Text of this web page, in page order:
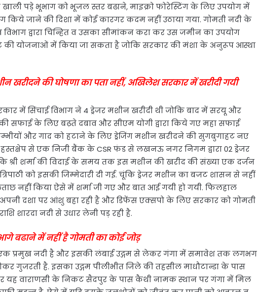
पड़े भूभाग को भूजल स्तर बढाने, माइक्रो फोरेस्टिंग के लिए उपयोग में
किये जाने की दिशा में कोई कारगर कदम नहीं उठाया गया. गोमती नदी के
द्वारा चिन्हित व उसका सीमांकन करा कर उस जमीन का उपयोग
की योजनाओं में किया जा सकता है जोकि सरकार की मंशा के अनुरूप आस्था
खरीदने की घोषणा का पता नहीं, अखिलेश सरकार में खरीदी गयी
में सिंचाई विभाग ने 4 ड्रेजर मशीन खरीदी थी जोकि बाद में सरयू और
सफाई के लिए बढ़ते दबाव और सीएम योगी द्वारा किये गए महा सफाई
और गाद को हटाने के लिए ड्रेजिंग मशीन खरीदने की सुगबुगाहट नए
से एक निजी बैंक के CSR फंड से लखनऊ नगर निगम द्वारा 02 ड्रेजर
श्री शर्मा की विदाई के समय तक इस मशीन की खरीद की संख्या एक दर्जन
को इसकी जिम्मेदारी दी गई. चूंकि ड्रेजर मशीन का बजट शासन से नहीं
नहीं किया ऐसे में शर्मा जी गए और बात आई गयी हो गयी. फिलहाल
दशा पर आंशु बहा रही है और डिफेंस एक्सपो के लिए सरकार को गोमती
शारदा नदी से उधार लेनी पड़ रही है.
बढाने में नहीं है गोमती का कोई जोड़
एक प्रमुख नदी है और इसकी लंबाई उद्गम से लेकर गंगा में समावेश तक लगभग
गुजरती है. इसका उद्गम पीलीभीत जिले की तहसील माधौटान्डा के पास
यह वाराणसी के निकट सैदपुर के पास कैथी नामक स्थान पर गंगा में मिल